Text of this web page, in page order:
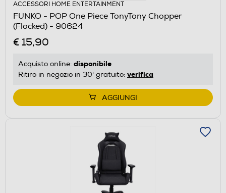
ACCESSORI HOME ENTERTAINMENT
FUNKO - POP One Piece TonyTony Chopper
(Flocked) - 90624
€ 15,90
Acquisto online: disponibile
Ritiro in negozio in 30' gratuito: verifica
AGGIUNGI